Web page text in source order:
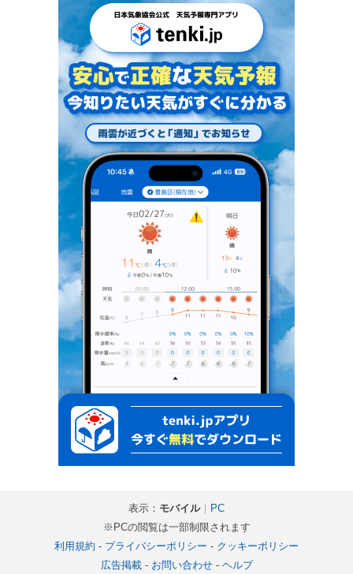
表示： モバイル｜ PC
※PCの閲覧は一部制限されます
利用規約 - プライバシーポリシー - クッキーポリシー
広告掲載- お問い合わせ- ヘルプ